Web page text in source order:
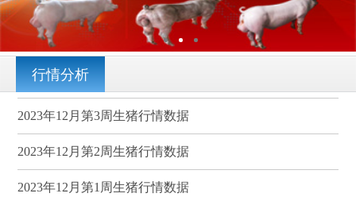
行情分析
2023年12月第3周生猪行情数据
2023年12月第2周生猪行情数据
2023年12月第1周生猪行情数据